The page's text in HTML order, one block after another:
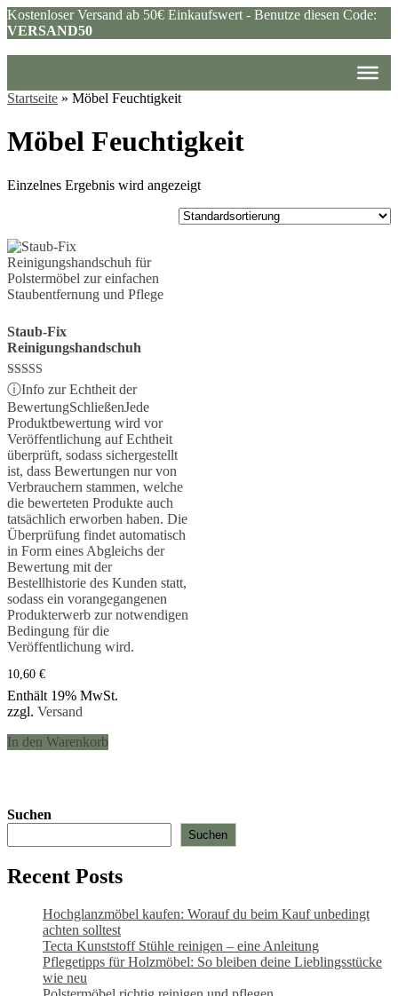
Kostenloser Versand ab 50€ Einkaufswert - Benutze diesen Code:
VERSAND50
Startseite » Möbel Feuchtigkeit
Möbel Feuchtigkeit
Einzelnes Ergebnis wird angezeigt
Staub-Fix
Reinigungshandschuh
Bewertet mit
5.00
von 5
ⓘInfo zur Echtheit der
BewertungSchließenJede
Produktbewertung wird vor
Veröffentlichung auf Echtheit
überprüft, sodass sichergestellt
ist, dass Bewertungen nur von
Verbrauchern stammen, welche
die bewerteten Produkte auch
tatsächlich erworben haben. Die
Überprüfung findet automatisch
in Form eines Abgleichs der
Bewertung mit der
Bestellhistorie des Kunden statt,
sodass ein vorangegangenen
Produkterwerb zur notwendigen
Bedingung für die
Veröffentlichung wird.
10,60 €
Enthält 19% MwSt.
zzgl. Versand
In den Warenkorb
Suchen
Suchen
Recent Posts
Hochglanzmöbel kaufen: Worauf du beim Kauf unbedingt
achten solltest
Tecta Kunststoff Stühle reinigen – eine Anleitung
Pflegetipps für Holzmöbel: So bleiben deine Lieblingsstücke
wie neu​